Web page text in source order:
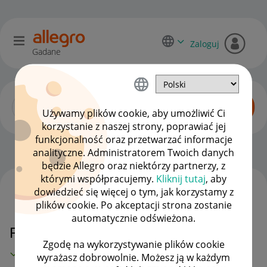
Używamy plików cookie, aby umożliwić Ci
korzystanie z naszej strony, poprawiać jej
funkcjonalność oraz przetwarzać informacje
analityczne. Administratorem Twoich danych
będzie Allegro oraz niektórzy partnerzy, z
którymi współpracujemy. Kliknij tutaj, aby
dowiedzieć się więcej o tym, jak korzystamy z
plików cookie. Po akceptacji strona zostanie
automatycznie odświeżona.
Zgodę na wykorzystywanie plików cookie
wyrażasz dobrowolnie. Możesz ją w każdym
Gadane
Zaloguj
Kupujący o Allegro Lokalnie OPCJE
Pytanie apropo zwrotu i kupna
MAMY ROZWIĄZANIE!
WSZYSTKIE TEMATY